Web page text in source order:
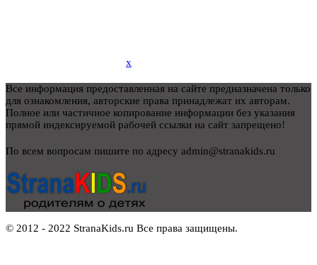
x
Все информация предоставленная на сайте предназначена только
для ознакомления, авторские права принадлежат их авторам.
Полное или частичное копирование информации без указания
прямой индексируемой рабочей ссылки на сайт запрещено!
По всем вопросам пишите по адресу admin@stranakids.ru
© 2012 - 2022 StranaKids.ru Все права защищены.